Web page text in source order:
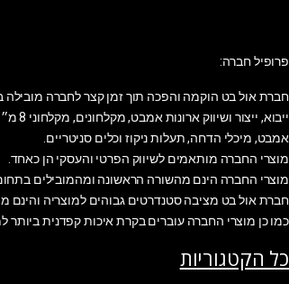
פרופיל חברה:
חברת אול בט הוקמה והפכה תוך זמן קצר לחברה מובילה
ייבוא, ייצור ושיווק ארונות אמבט, מקלחונים, מקלחוני 8 מ״מ, ברזי אמבט, אביזרי
אמבט, מיכלי הדחה, תעלות ניקוז וכלים סניטריים.
מוצרי החברה מותאמים לשיווק הפרטי והעסקי הן כאחד.
מוצרי החברה הינם מהשורה הראשונה ומהמובילים
חברת אול בט מציבה סטנדרטים גבוהים למוצריה והינם
כמו כן מוצרי החברה עוברים בקרת איכות קפדנית ביותר
כל הקטגוריות